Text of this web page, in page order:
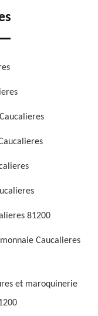
81200
Caucalieres
et maroquinerie